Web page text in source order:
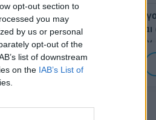
opt-out section to
you may
by us or personal
opt-out of the
list of downstream
on the IAB’s List of
Άρειος
υποκλοπών
07/08/2026 -